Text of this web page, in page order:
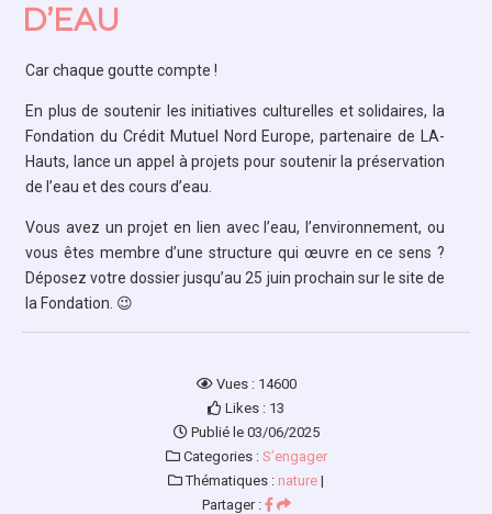
D’EAU
Car chaque goutte compte !
En plus de soutenir les initiatives culturelles et solidaires, la
Fondation du Crédit Mutuel Nord Europe, partenaire de LA-
Hauts, lance un appel à projets pour soutenir la préservation
de l’eau et des cours d’eau.
Vous avez un projet en lien avec l’eau, l’environnement, ou
vous êtes membre d’une structure qui œuvre en ce sens ?
Déposez votre dossier jusqu’au 25 juin prochain sur le site de
la Fondation. 😉
Vues : 14600
Likes : 13
Publié le 03/06/2025
Categories : S’engager
Thématiques : nature |
Partager :